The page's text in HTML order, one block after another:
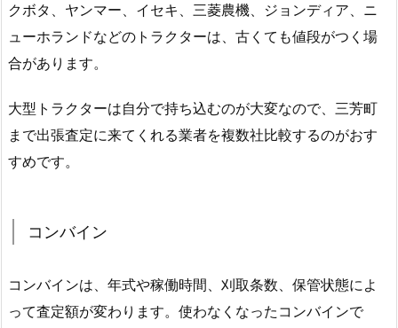
クボタ、ヤンマー、イセキ、三菱農機、ジョンディア、ニ
ューホランドなどのトラクターは、古くても値段がつく場
合があります。
大型トラクターは自分で持ち込むのが大変なので、三芳町
まで出張査定に来てくれる業者を複数社比較するのがおす
すめです。
コンバイン
コンバインは、年式や稼働時間、刈取条数、保管状態によ
って査定額が変わります。使わなくなったコンバインで